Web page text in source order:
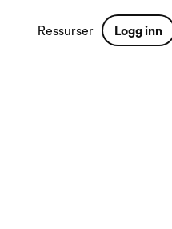
Ressurser Logg inn